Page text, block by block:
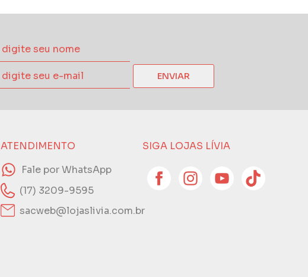
ENVIAR
ATENDIMENTO
Fale por WhatsApp
(17) 3209-9595
sacweb@lojaslivia.com.br
SIGA LOJAS LÍVIA